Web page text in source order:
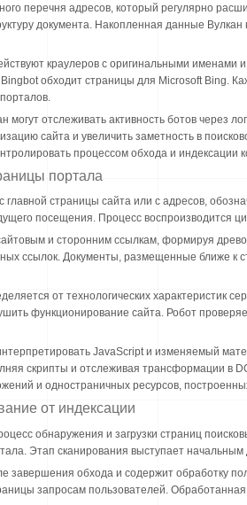
перечня адресов, который регулярно
документа. Накопленная данные
краулеров с оригинальными именами
обходит страницы для Microsoft Bing.
могут отслеживать активность ботов через
сайта и увеличить заметность в
процессом обхода и индексации
портала
главной страницы сайта или с адресов,
посещения. Процесс воспроизводится
и сторонним ссылкам, формируя
ссылок. Документы, размещенные ближе к
от технологических характеристик
функционирование сайта. Робот
JavaScript и изменяемый
скрипты и отслеживая трансформации в
и одностраничных ресурсов,
от индексации
обнаружения и загрузки страниц
Этап сканирования выступает
завершения обхода и содержит обработку
запросам пользователей.